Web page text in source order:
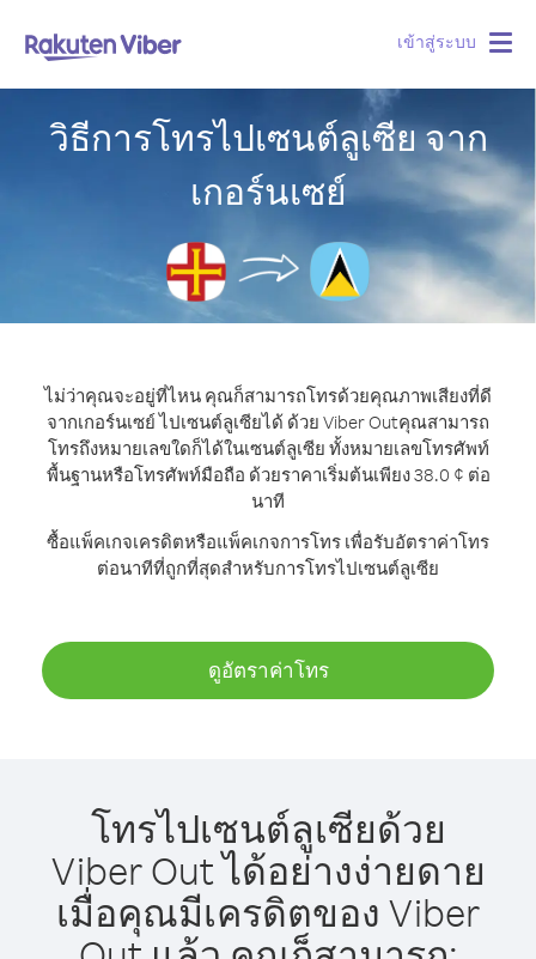
เข้าสู่ระบบ
วิธีการโทรไปเซนต์ลูเซีย จาก
เกอร์นเซย์
ไม่ว่าคุณจะอยู่ที่ไหน คุณก็สามารถโทรด้วยคุณภาพเสียงที่ดี
จากเกอร์นเซย์ ไปเซนต์ลูเซียได้ ด้วย Viber Outคุณสามารถ
โทรถึงหมายเลขใดก็ได้ในเซนต์ลูเซีย ทั้งหมายเลขโทรศัพท์
พื้นฐานหรือโทรศัพท์มือถือ ด้วยราคาเริ่มต้นเพียง 38.0 ¢ ต่อ
นาที
ซื้อแพ็คเกจเครดิตหรือแพ็คเกจการโทร เพื่อรับอัตราค่าโทร
ต่อนาทีที่ถูกที่สุดสำหรับการโทรไปเซนต์ลูเซีย
ดูอัตราค่าโทร
โทรไปเซนต์ลูเซียด้วย
Viber Out ได้อย่างง่ายดาย
เมื่อคุณมีเครดิตของ Viber